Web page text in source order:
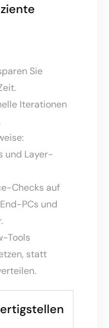
Sie
Iterationen
und Layer-
Checks auf
PCs und
Tools
statt